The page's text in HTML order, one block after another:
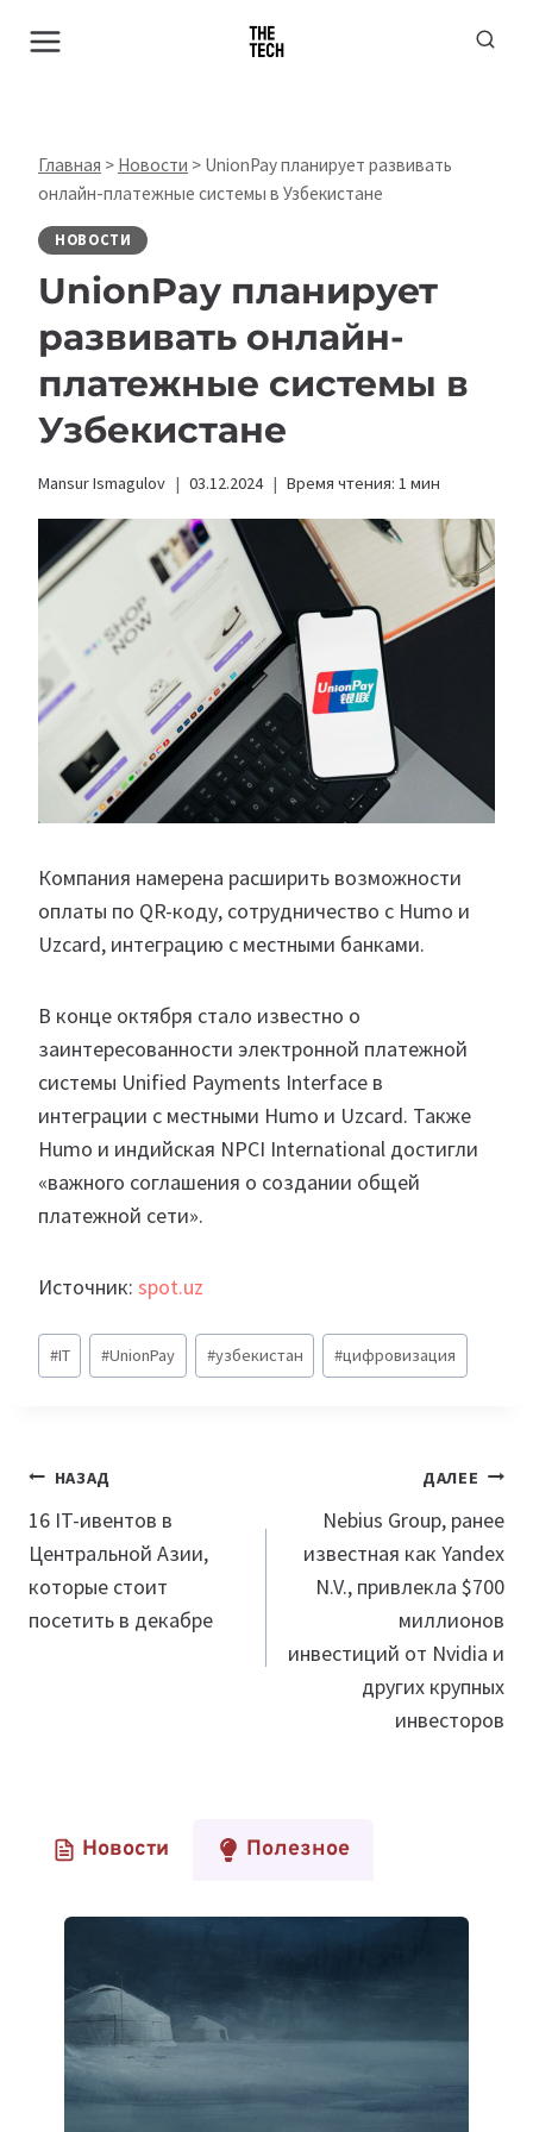
Главная > Новости > UnionPay планирует развивать
онлайн-платежные системы в Узбекистане
НОВОСТИ
UnionPay планирует
развивать онлайн-
платежные системы в
Узбекистане
Mansur Ismagulov 03.12.2024 Время чтения: 1 мин
Компания намерена расширить возможности
оплаты по QR-коду, сотрудничество с Humo и
Uzcard, интеграцию с местными банками.
В конце октября стало известно о
заинтересованности электронной платежной
системы Unified Payments Interface в
интеграции с местными Humo и Uzcard. Также
Humo и индийская NPCI International достигли
«важного соглашения о создании общей
платежной сети».
Источник: spot.uz
Метки
записи:
#IT #UnionPay #узбекистан #цифровизация
Навигация
по
записям
НАЗАД
16 IT-ивентов в
Центральной Азии,
которые стоит
посетить в декабре
ДАЛЕЕ
Nebius Group, ранее
известная как Yandex
N.V., привлекла $700
миллионов
инвестиций от Nvidia и
других крупных
инвесторов
Новости Полезное